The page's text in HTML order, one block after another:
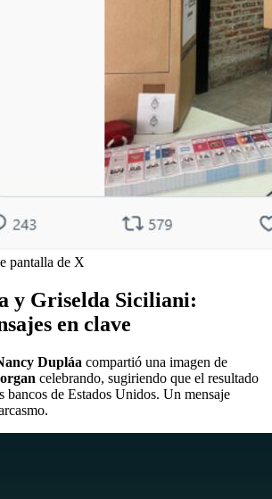
pantalla de X
y Griselda Siciliani:
en clave
Dupláa compartió una imagen de
celebrando, sugiriendo que el resultado
bancos de Estados Unidos. Un mensaje